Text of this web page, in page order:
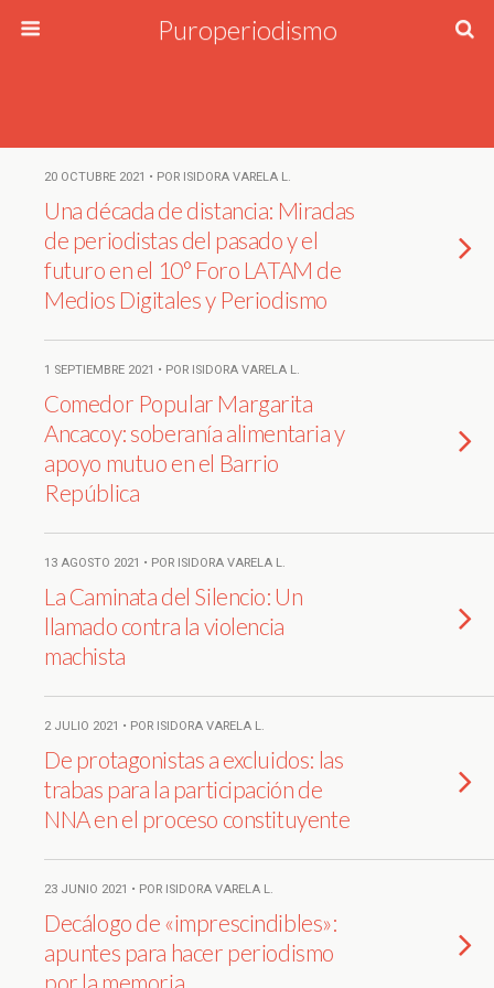
Puroperiodismo
20 OCTUBRE 2021 • POR ISIDORA VARELA L.
Una década de distancia: Miradas
de periodistas del pasado y el
futuro en el 10° Foro LATAM de
Medios Digitales y Periodismo
1 SEPTIEMBRE 2021 • POR ISIDORA VARELA L.
Comedor Popular Margarita
Ancacoy: soberanía alimentaria y
apoyo mutuo en el Barrio
República
13 AGOSTO 2021 • POR ISIDORA VARELA L.
La Caminata del Silencio: Un
llamado contra la violencia
machista
2 JULIO 2021 • POR ISIDORA VARELA L.
De protagonistas a excluidos: las
trabas para la participación de
NNA en el proceso constituyente
23 JUNIO 2021 • POR ISIDORA VARELA L.
Decálogo de «imprescindibles»:
apuntes para hacer periodismo
por la memoria